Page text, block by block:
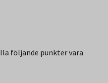
följande punkter vara